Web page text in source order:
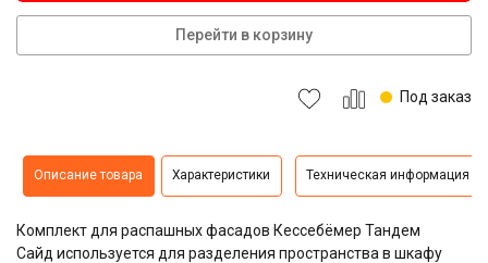
Перейти в корзину
Под заказ
Описание товара Характеристики Техническая информация
Комплект для распашных фасадов Кессебёмер Тандем
Сайд используется для разделения пространства в шкафу